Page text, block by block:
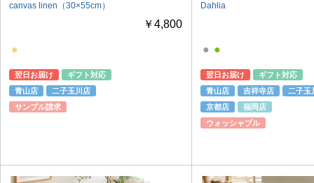
canvas linen（30×55cm）
￥4,800
●
翌日お届け
ギフト対応
青山店
二子玉川店
サンプル請求
Dahlia
● ●
翌日お届け
ギフト対応
青山店
吉祥寺店
二子玉
京都店
福岡店
ウォッシャブル